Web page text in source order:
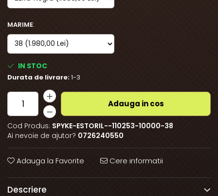
MARIME:
IN STOC
Durata de livrare:1-3
Adauga in cos
Cod Produs: SPYKE-ESTORIL--110253-10000-38
Ai nevoie de ajutor? 0726240550
Adauga la Favorite Cere informatii
Descriere